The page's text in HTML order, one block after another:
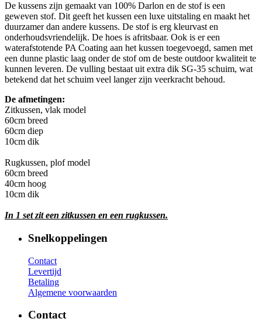
De kussens zijn gemaakt van 100% Darlon en de stof is een
geweven stof. Dit geeft het kussen een luxe uitstaling en maakt het
duurzamer dan andere kussens. De stof is erg kleurvast en
onderhoudsvriendelijk. De hoes is afritsbaar. Ook is er een
waterafstotende PA Coating aan het kussen toegevoegd, samen met
een dunne plastic laag onder de stof om de beste outdoor kwaliteit te
kunnen leveren. De vulling bestaat uit extra dik SG-35 schuim, wat
betekend dat het schuim veel langer zijn veerkracht behoud.
De afmetingen:
Zitkussen, vlak model
60cm breed
60cm diep
10cm dik
Rugkussen, plof model
60cm breed
40cm hoog
10cm dik
In 1 set zit een zitkussen en een rugkussen.
Snelkoppelingen
Contact
Levertijd
Betaling
Algemene voorwaarden
Contact